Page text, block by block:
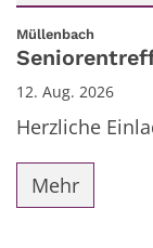
Datum: 12.
Müllenbach
12. Aug. 2026
Herzliche
Mehr